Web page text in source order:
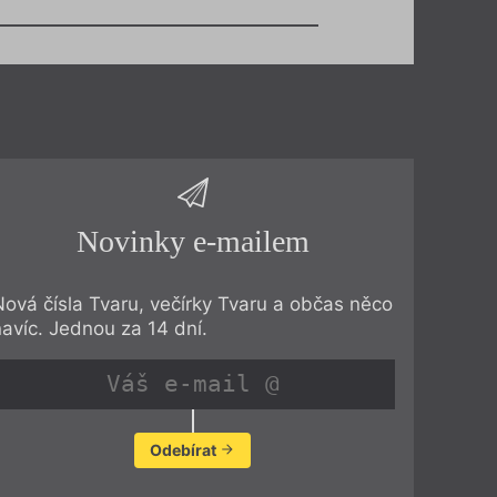
Novinky e-mailem
čísla Tvaru, večírky Tvaru a občas něco
Jednou za 14 dní.
Odebírat